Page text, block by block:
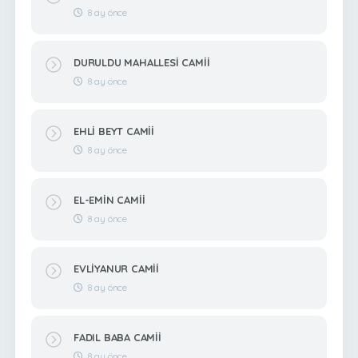
8 ay önce
DURULDU MAHALLESİ CAMİİ
8 ay önce
EHLİ BEYT CAMİİ
8 ay önce
EL-EMİN CAMİİ
8 ay önce
EVLİYANUR CAMİİ
8 ay önce
FADIL BABA CAMİİ